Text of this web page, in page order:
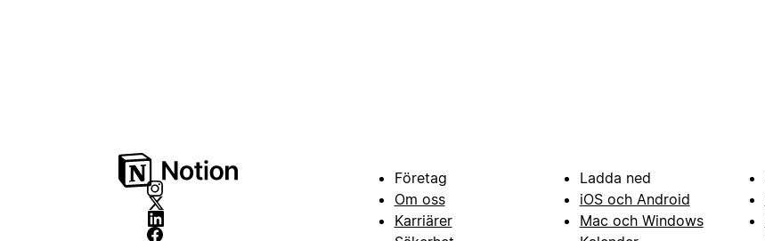
Företag
Om oss
Karriärer
Ladda ned
iOS och Android
Mac och Windows